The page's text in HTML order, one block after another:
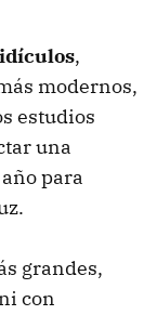
,
modernos,
estudios
una
para
grandes,
con